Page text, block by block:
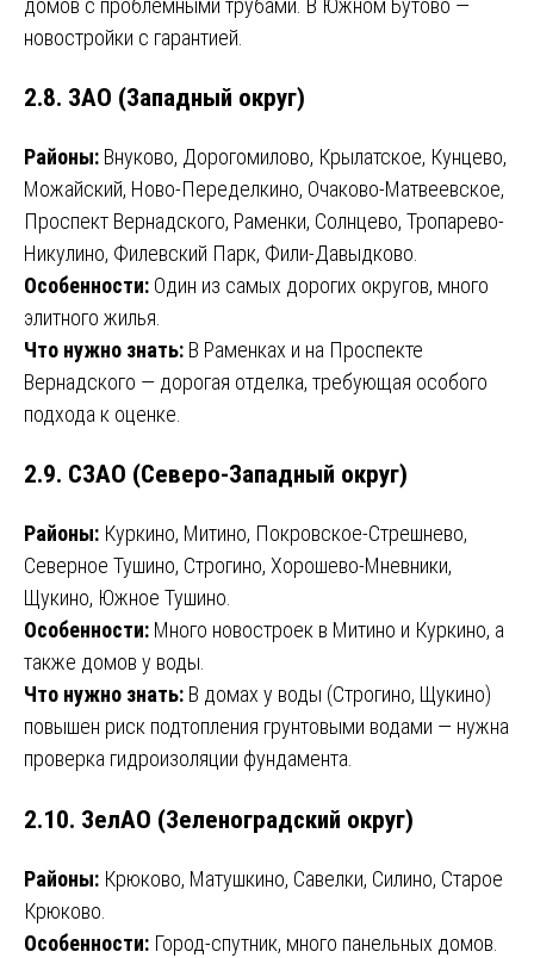
домов с проблемными трубами. В Южном Бутово —
новостройки с гарантией.
2.8. ЗАО (Западный округ)
Районы: Внуково, Дорогомилово, Крылатское, Кунцево,
Можайский, Ново-Переделкино, Очаково-Матвеевское,
Проспект Вернадского, Раменки, Солнцево, Тропарево-
Никулино, Филевский Парк, Фили-Давыдково.
Особенности: Один из самых дорогих округов, много
элитного жилья.
Что нужно знать: В Раменках и на Проспекте
Вернадского — дорогая отделка, требующая особого
подхода к оценке.
2.9. СЗАО (Северо-Западный округ)
Районы: Куркино, Митино, Покровское-Стрешнево,
Северное Тушино, Строгино, Хорошево-Мневники,
Щукино, Южное Тушино.
Особенности: Много новостроек в Митино и Куркино, а
также домов у воды.
Что нужно знать: В домах у воды (Строгино, Щукино)
повышен риск подтопления грунтовыми водами — нужна
проверка гидроизоляции фундамента.
2.10. ЗелАО (Зеленоградский округ)
Районы: Крюково, Матушкино, Савелки, Силино, Старое
Крюково.
Особенности: Город-спутник, много панельных домов.